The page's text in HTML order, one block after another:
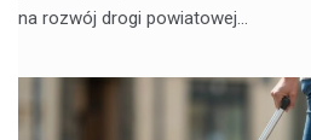
na rozwój drogi powiatowej…